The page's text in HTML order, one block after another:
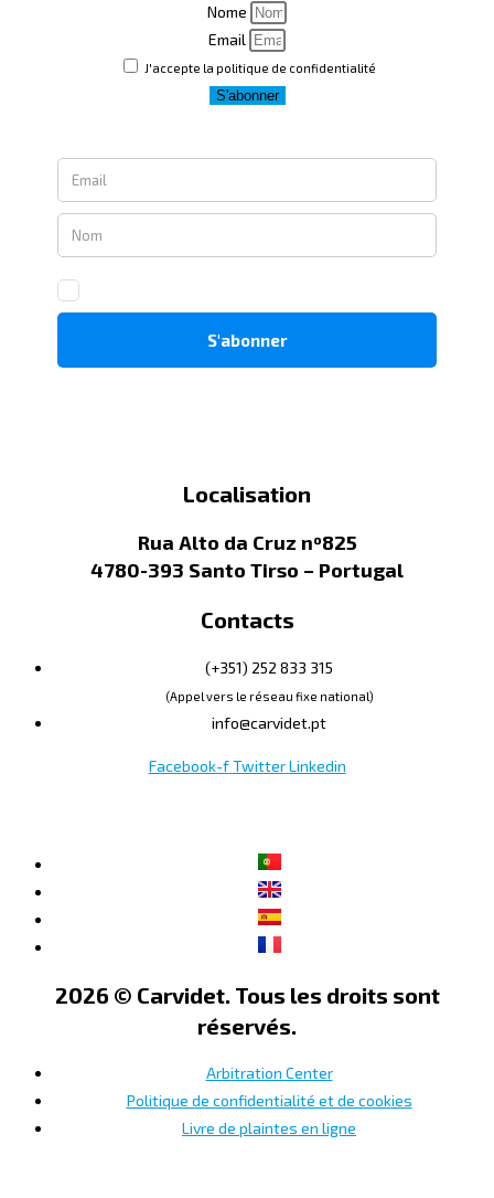
Nome
Email
J'accepte la politique de confidentialité
S'abonner
Localisation
Rua Alto da Cruz nº825
4780-393 Santo Tirso – Portugal
Contacts
(+351) 252 833 315
(Appel vers le réseau fixe national)
info@carvidet.pt
Facebook-f Twitter Linkedin
2026 © Carvidet. Tous les droits sont
réservés.
Arbitration Center
Politique de confidentialité et de cookies
Livre de plaintes en ligne